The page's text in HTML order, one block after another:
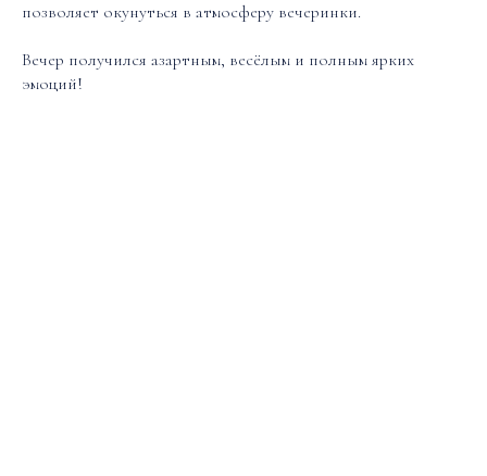
позволяет окунуться в атмосферу вечеринки.
Вечер получился азартным, весёлым и полным ярких
эмоций!